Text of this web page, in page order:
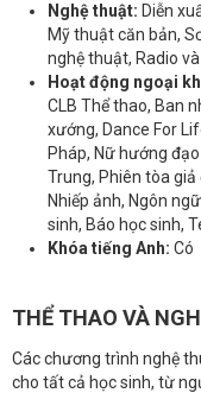
Nghệ thuật: Diễn
Mỹ thuật căn bản,
nghệ thuật, Radio
Hoạt động ngoại
CLB Thể thao, Ban
xướng, Dance For
Pháp, Nữ hướng
Trung, Phiên tòa giả
Nhiếp ảnh, Ngôn
sinh, Báo học sinh,
Khóa tiếng Anh: Có
THỂ THAO VÀ
Các chương trình nghệ
cho tất cả học sinh, từ